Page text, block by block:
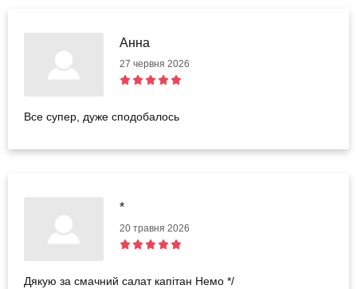
Анна
27 червня 2026
Все супер, дуже сподобалось
*
20 травня 2026
Дякую за смачний салат капітан Немо */